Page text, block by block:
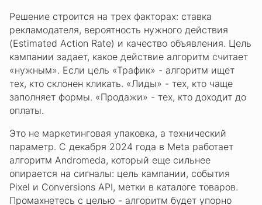
Решение строится на трех факторах: ставка
рекламодателя, вероятность нужного действия
(Estimated Action Rate) и качество объявления. Цель
кампании задает, какое действие алгоритм считает
«нужным». Если цель «Трафик» - алгоритм ищет
тех, кто склонен кликать. «Лиды» - тех, кто чаще
заполняет формы. «Продажи» - тех, кто доходит до
оплаты.
Это не маркетинговая упаковка, а технический
параметр. С декабря 2024 года в Meta работает
алгоритм Andromeda, который еще сильнее
опирается на сигналы: цель кампании, события
Pixel и Conversions API, метки в каталоге товаров.
Промахнетесь с целью - алгоритм будет упорно